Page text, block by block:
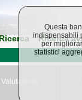
Ricerca Ricerca
Valutazione
Questa
indispensabili
per
statistici